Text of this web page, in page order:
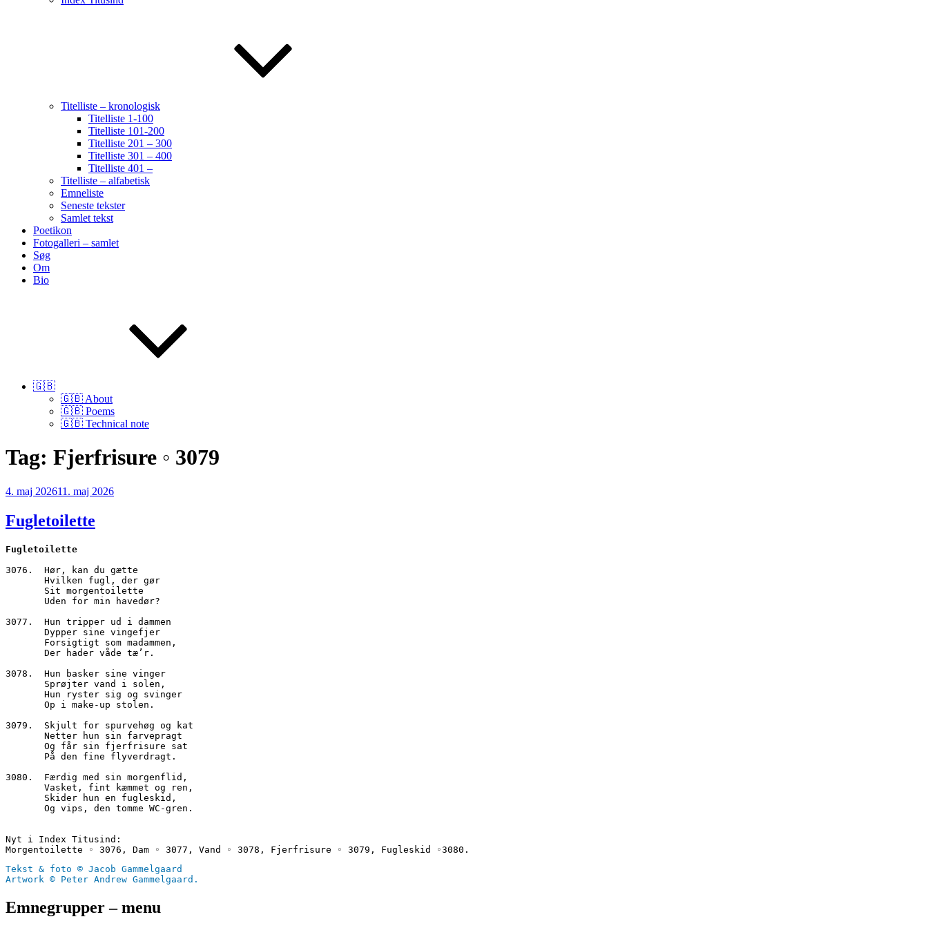
Titelliste – kronologisk
Titelliste 1-100
Titelliste 101-200
Titelliste 201 – 300
Titelliste 301 – 400
Titelliste 401 –
Titelliste – alfabetisk
Emneliste
Seneste tekster
Samlet tekst
Poetikon
Fotogalleri – samlet
Søg
Om
Bio
🇬🇧
🇬🇧 About
🇬🇧 Poems
🇬🇧 Technical note
Tag: Fjerfrisure ◦ 3079
Udgivet
4. maj 202611. maj 2026
Fugletoilette
Fugletoilette
3076.  Hør, kan du gætte
       Hvilken fugl, der gør
       Sit morgentoilette
       Uden for min havedør?
3077.  Hun tripper ud i dammen
       Dypper sine vingefjer
       Forsigtigt som madammen,
       Der hader våde tæ’r.
3078.  Hun basker sine vinger
       Sprøjter vand i solen,
       Hun ryster sig og svinger
       Op i make-up stolen.
3079.  Skjult for spurvehøg og kat
       Netter hun sin farvepragt
       Og får sin fjerfrisure sat
       På den fine flyverdragt.
3080.  Færdig med sin morgenflid,
       Vasket, fint kæmmet og ren,
       Skider hun en fugleskid,
       Og vips, den tomme WC-gren.
Nyt i Index Titusind:
Morgentoilette ◦ 3076, Dam ◦ 3077, Vand ◦ 3078, Fjerfrisure ◦ 3079, Fugleskid ◦3080.
Tekst & foto © Jacob Gammelgaard
Artwork © Peter Andrew Gammelgaard.
Emnegrupper – menu